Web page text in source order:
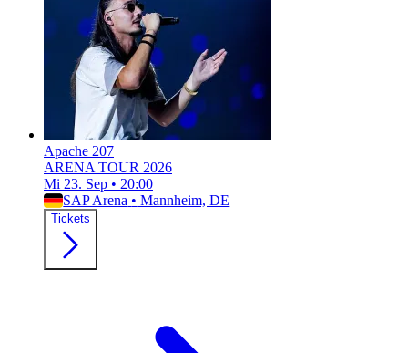
Apache 207
ARENA TOUR 2026
Mi 23. Sep • 20:00
SAP Arena • Mannheim, DE
Tickets